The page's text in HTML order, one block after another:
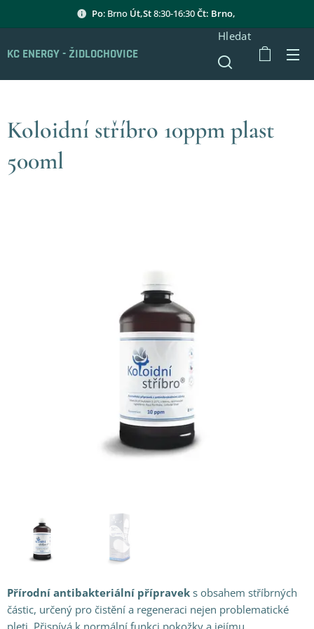
Po: Brno Út,St8:30-16:30Čt: Brno,
KC ENERGY - ŽIDLOCHOVICE
Hledat
Koloidní stříbro 10ppm plast
500ml
Přírodní antibakteriální přípravek s obsahem stříbrných
částic, určený pro čistění a regeneraci nejen problematické
pleti. Přispívá k normální funkci pokožky a jejímu